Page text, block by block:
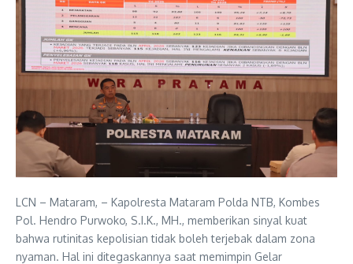
LCN – Mataram, – Kapolresta Mataram Polda NTB, Kombes
Pol. Hendro Purwoko, S.I.K., MH., memberikan sinyal kuat
bahwa rutinitas kepolisian tidak boleh terjebak dalam zona
nyaman. Hal ini ditegaskannya saat memimpin Gelar